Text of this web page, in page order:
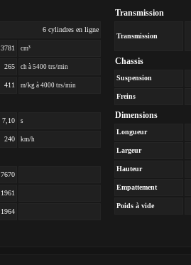
6 cylindres en ligne
3781 cm³
265 ch à 5400 trs/min
411 m/kg à 4000 trs/min
7,10 s
240 km/h
7670
1961
1964
Transmission
Transmission
Chassis
Suspension
Freins
Dimensions
Longueur
Largeur
Hauteur
Empattement
Poids à vide